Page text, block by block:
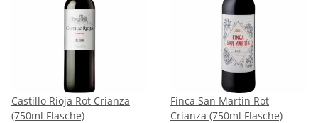
Castillo Rioja Rot Crianza
(750ml Flasche)
Finca San Martin Rot
Crianza (750ml Flasche)